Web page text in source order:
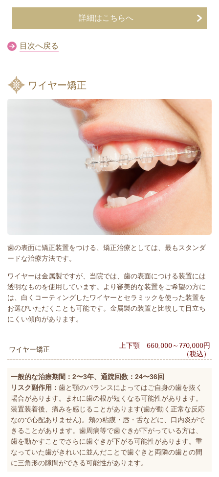
詳細はこちらへ
目次へ戻る
ワイヤー矯正
歯の表面に矯正装置をつける、矯正治療としては、最もスタンダ
ードな治療方法です。
ワイヤーは金属製ですが、当院では、歯の表面につける装置には
透明なものを使用しています。より審美的な装置をご希望の方に
は、白くコーティングしたワイヤーとセラミックを使った装置を
お選びいただくことも可能です。金属製の装置と比較して目立ち
にくい傾向があります。
ワイヤー矯正
上下顎 660,000～770,000円
（税込）
一般的な治療期間：2〜3年、通院回数：24〜36回
リスク副作用： 歯と顎のバランスによってはご自身の歯を抜く
場合があります。まれに歯の根が短くなる可能性があります。
装置装着後、痛みを感じることがあります(歯が動く正常な反応
なので心配ありません)。頬の粘膜・唇・舌などに、口内炎がで
きることがあります。歯周病等で歯ぐきが下がっている方は、
歯を動かすことでさらに歯ぐきが下がる可能性があります。重
なっていた歯がきれいに並んだことで歯ぐきと両隣の歯との間
に三角形の隙間ができる可能性があります。